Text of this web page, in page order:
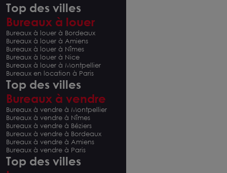
Top des villes
Bureaux à louer
Bureaux à louer à Bordeaux
Bureaux à louer à Amiens
Bureaux à louer à Nîmes
Bureaux à louer à Nice
Bureaux à louer à Montpellier
Bureaux en location à Paris
Top des villes
Bureaux à vendre
Bureaux à vendre à Montpellier
Bureaux à vendre à Nîmes
Bureaux à vendre à Béziers
Bureaux à vendre à Bordeaux
Bureaux à vendre à Amiens
Bureaux à vendre à Paris
Top des villes